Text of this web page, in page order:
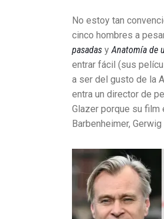
No estoy tan
cinco hombres a
pasadas y Anatomía de
entrar fácil (sus
a ser del gusto de la
entra un director de
Glazer porque su film
Barbenheimer,